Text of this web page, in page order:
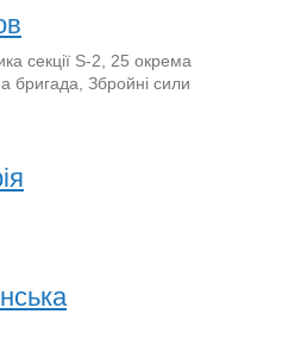
секції S-2, 25 окрема
бригада, Збройні сили